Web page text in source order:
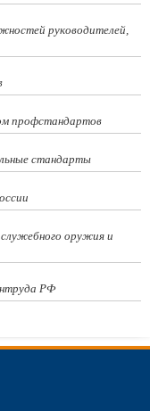
руководителей,
профстандартов
стандарты
оружия и
РФ